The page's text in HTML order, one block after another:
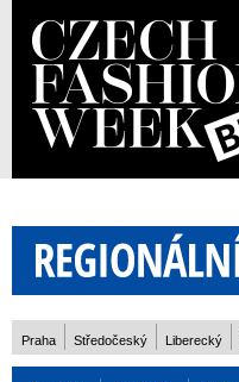
Praha Středočeský Liberecký